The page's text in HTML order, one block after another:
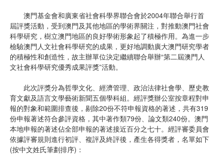
澳門基金會和廣東省社會科學界聯合會於2004年聯合舉行首
屆評獎活動，受到澳門及其他地區的學術界關注，對推動澳門社會
科學研究，樹立澳門地區的良好學術形象起了積極作用。為進一步
檢驗澳門人文社會科學研究的成果，更好地調動廣大澳門研究學者
的積極性和創造性，故主辦單位決定繼續聯合舉辦“第二屆澳門人
文社會科學研究優秀成果評獎”活動。
此次評獎分為哲學文化、經濟管理、政治法律社會學、歷史教
育文獻及語言文學藝術新聞五個學科組。經評獎辦公室按章程對申
報的對象和範圍排查後，剔除20份不符申報資格的著述，共有319
份申報著述符合參評資格，其中著作類79份、論文類240份。澳門
本地申報的著述佔全部申報的著述接近百分之七十。經評審委員會
依據評審規則進行初評、複評及終評後，產生各得獎者，名單如下
(按中文姓氏筆劃排序)：